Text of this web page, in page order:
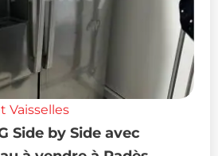
Vaisselles
Side by Side avec